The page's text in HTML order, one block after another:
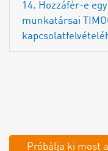
14. Hozzáfér-e
munkatársai
Próbálja ki most